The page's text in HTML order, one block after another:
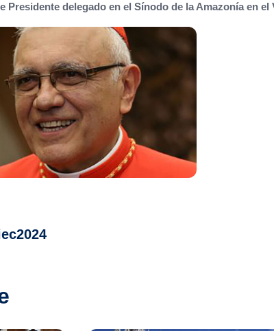
Presidente delegado en el Sínodo de la Amazonía en el